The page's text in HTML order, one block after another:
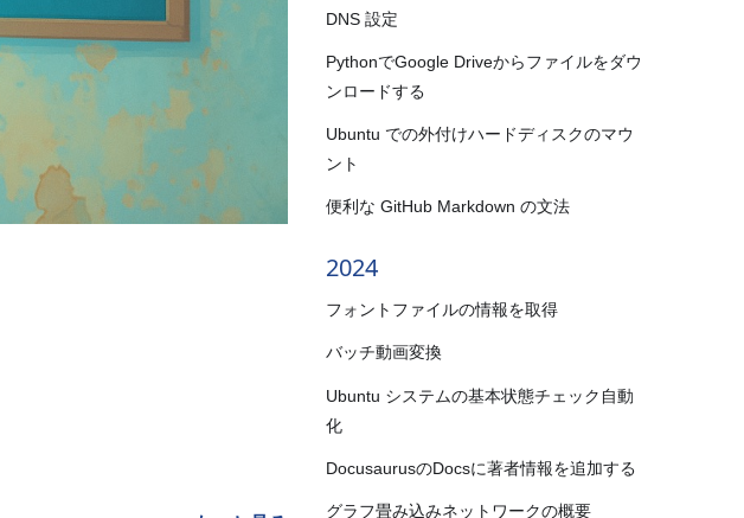
DNS 設定
PythonでGoogle Driveからファイルをダウ
ンロードする
Ubuntu での外付けハードディスクのマウ
ント
便利な GitHub Markdown の文法
2024
フォントファイルの情報を取得
バッチ動画変換
Ubuntu システムの基本状態チェック自動
化
DocusaurusのDocsに著者情報を追加する
グラフ畳み込みネットワークの概要